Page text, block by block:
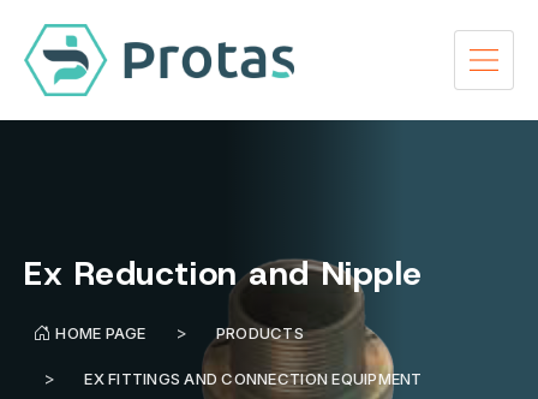
Ex Reduction and Nipple
HOME PAGE PRODUCTS
EX FITTINGS AND CONNECTION EQUIPMENT